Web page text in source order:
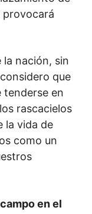
provocará
la nación, sin
que
tenderse en
rascacielos
la vida de
como un
en el